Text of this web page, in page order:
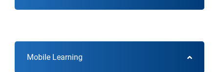
Mobile Learning